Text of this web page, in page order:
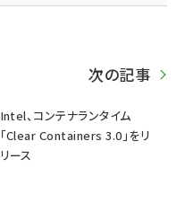
次の記事
Intel、コンテナランタイム
「Clear Containers 3.0」をリ
リース